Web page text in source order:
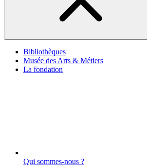
Bibliothèques
Musée des Arts & Métiers
La fondation
Qui sommes-nous ?